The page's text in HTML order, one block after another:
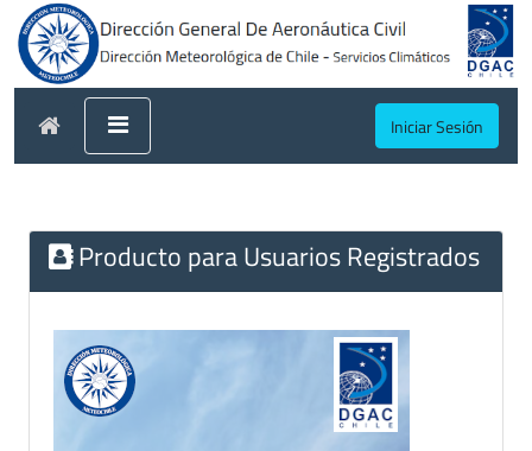
Iniciar Sesión
Producto para Usuarios Registrados